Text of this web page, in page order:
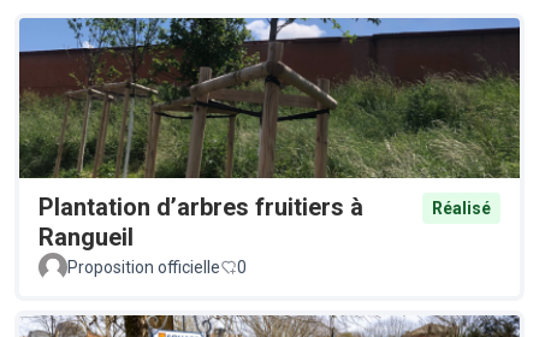
Plantation d’arbres fruitiers à
Rangueil
Réalisé
Proposition officielle 0